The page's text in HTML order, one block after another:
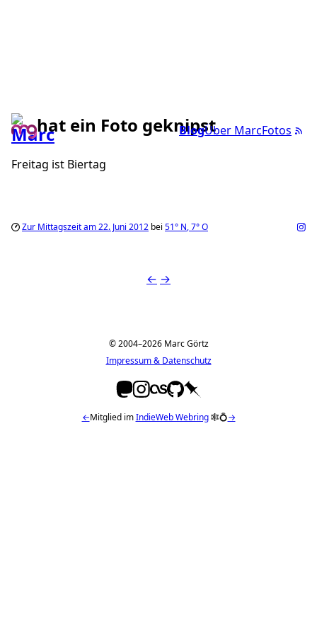
BlogÜber MarcFotos
hat ein Foto geknipst
Freitag ist Biertag
Zur Mittagszeit am 22. Juni 2012 bei 51° N,7°O
← →
© 2004–2026 Marc Görtz
Impressum & Datenschutz
←Mitglied imIndieWeb Webring🕸💍→